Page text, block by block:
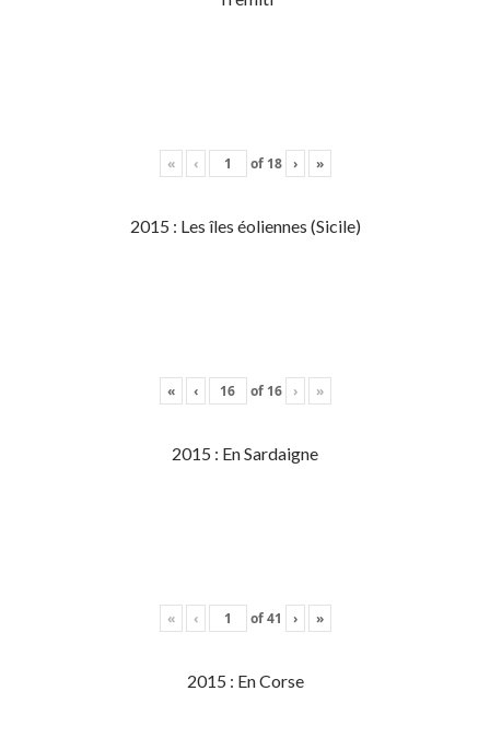
« ‹ of 18 › »
2015 : Les îles éoliennes (Sicile)
« ‹ of 16 › »
2015 : En Sardaigne
« ‹ of41 › »
2015 : En Corse